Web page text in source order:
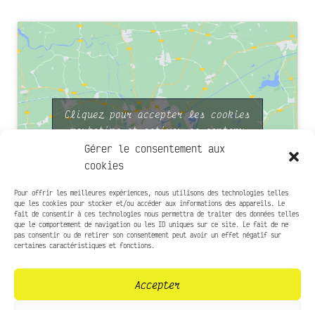
Gérer le consentement aux
cookies
Pour offrir les meilleures expériences, nous utilisons des technologies telles
que les cookies pour stocker et/ou accéder aux informations des appareils. Le
fait de consentir à ces technologies nous permettra de traiter des données telles
que le comportement de navigation ou les ID uniques sur ce site. Le fait de ne
pas consentir ou de retirer son consentement peut avoir un effet négatif sur
certaines caractéristiques et fonctions.
Accepter
Cliquez pour accepter les cookies
marketing et activer ce contenu
Infos pratiques